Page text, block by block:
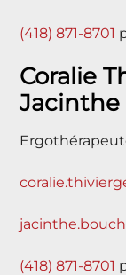
(418) 871-8701
Coralie
Jacinthe
(418) 871-8701